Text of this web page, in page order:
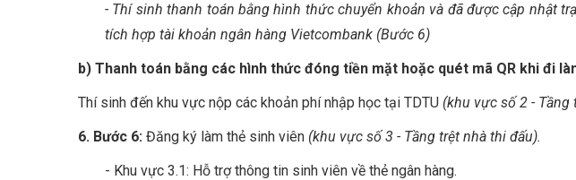
- Thí sinh thanh toán bằng hình thức chuyển khoản và đã được cập nhật
tích hợp tài khoản ngân hàng Vietcombank (Bước 6)
b) Thanh toán bằng các hình thức đóng tiền mặt hoặc quét mã QR khi đi
Thí sinh đến khu vực nộp các khoản phí nhập học tại TDTU (khu vực số 2 - Tầng
6. Bước 6: Đăng ký làm thẻ sinh viên (khu vực số 3 - Tầng trệt nhà thi đấu).
- Khu vực 3.1: Hỗ trợ thông tin sinh viên về thẻ ngân hàng.